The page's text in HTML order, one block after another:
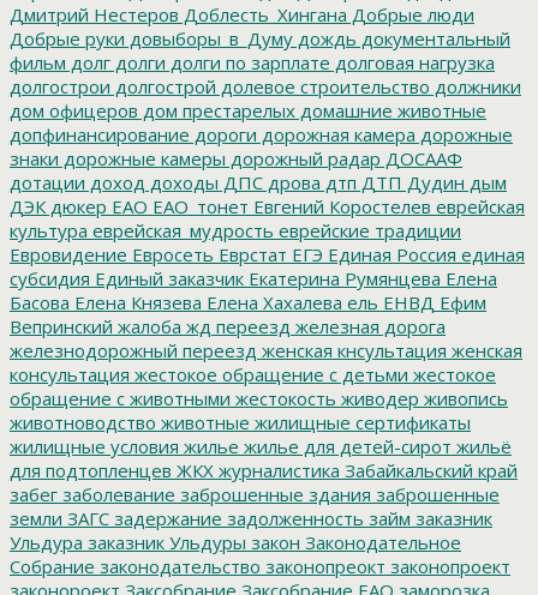
Дмитрий Нестеров Доблесть_Хингана Добрые люди
Добрые руки довыборы_в_Думу дождь документальный
фильм долг долги долги по зарплате долговая нагрузка
долгострои долгострой долевое строительство должники
дом офицеров дом престарелых домашние животные
допфинансирование дороги дорожная камера дорожные
знаки дорожные камеры дорожный радар ДОСААФ
дотации доход доходы ДПС дрова дтп ДТП Дудин дым
ДЭК дюкер ЕАО ЕАО_тонет Евгений Коростелев еврейская
культура еврейская_мудрость еврейские традиции
Евровидение Евросеть Еврстат ЕГЭ Единая Россия единая
субсидия Единый заказчик Екатерина Румянцева Елена
Басова Елена Князева Елена Хахалева ель ЕНВД Ефим
Вепринский жалоба жд переезд железная дорога
железнодорожный переезд женская кнсультация женская
консультация жестокое обращение с детьми жестокое
обращение с животными жестокость живодер живопись
животноводство животные жилищные сертификаты
жилищные условия жилье жилье для детей-сирот жильё
для подтопленцев ЖКХ журналистика Забайкальский край
забег заболевание заброшенные здания заброшенные
земли ЗАГС задержание задолженность займ заказник
Ульдура заказник Ульдуры закон Законодательное
Собрание законодательство законопреокт законопроект
законороект Заксобрание Заксобрание ЕАО заморозка